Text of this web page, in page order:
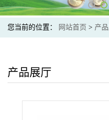
您当前的位置： 网站首页 > 产
产品展厅